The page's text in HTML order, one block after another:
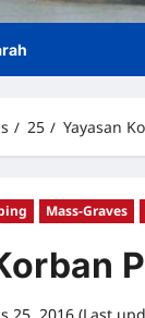
25 Yayasan
Mass-Graves